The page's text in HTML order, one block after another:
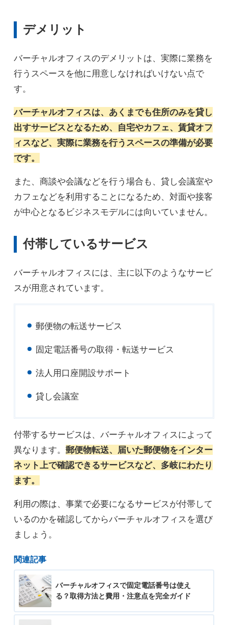
デメリット
バーチャルオフィスのデメリットは、実際に業務を
行うスペースを他に用意しなければいけない点で
す。
バーチャルオフィスは、あくまでも住所のみを貸し
出すサービスとなるため、自宅やカフェ、賃貸オフ
ィスなど、実際に業務を行うスペースの準備が必要
です。
また、商談や会議などを行う場合も、貸し会議室や
カフェなどを利用することになるため、対面や接客
が中心となるビジネスモデルには向いていません。
付帯しているサービス
バーチャルオフィスには、主に以下のようなサービ
スが用意されています。
郵便物の転送サービス
固定電話番号の取得・転送サービス
法人用口座開設サポート
貸し会議室
付帯するサービスは、バーチャルオフィスによって
異なります。 郵便物転送、届いた郵便物をインター
ネット上で確認できるサービスなど、多岐にわたり
ます。
利用の際は、事業で必要になるサービスが付帯して
いるのかを確認してからバーチャルオフィスを選び
ましょう。
関連記事
バーチャルオフィスで固定電話番号は使え
る？取得方法と費用・注意点を完全ガイド